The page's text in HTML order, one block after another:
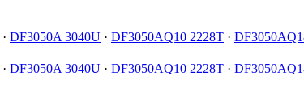
· DF3050A 3040U · DF3050AQ10 2228T ·
· DF3050A 3040U · DF3050AQ10 2228T ·